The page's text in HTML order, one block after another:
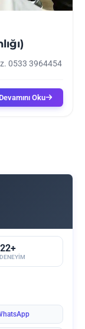
0533 3964454
Oku
22+